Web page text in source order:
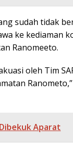
sudah tidak
ke kediaman
Ranomeeto.
oleh Tim
Aparat